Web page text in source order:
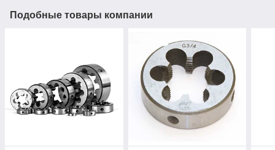
Подобные товары компании